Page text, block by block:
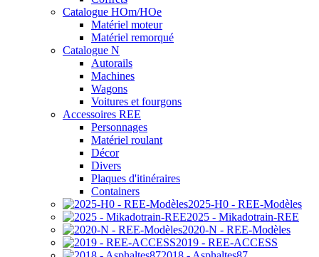
Catalogue HOm/HOe
Matériel moteur
Matériel remorqué
Catalogue N
Autorails
Machines
Wagons
Voitures et fourgons
Accessoires REE
Personnages
Matériel roulant
Décor
Divers
Plaques d'itinéraires
Containers
2025-H0 - REE-Modèles
2025 - Mikadotrain-REE
2020-N - REE-Modèles
2019 - REE-ACCESS